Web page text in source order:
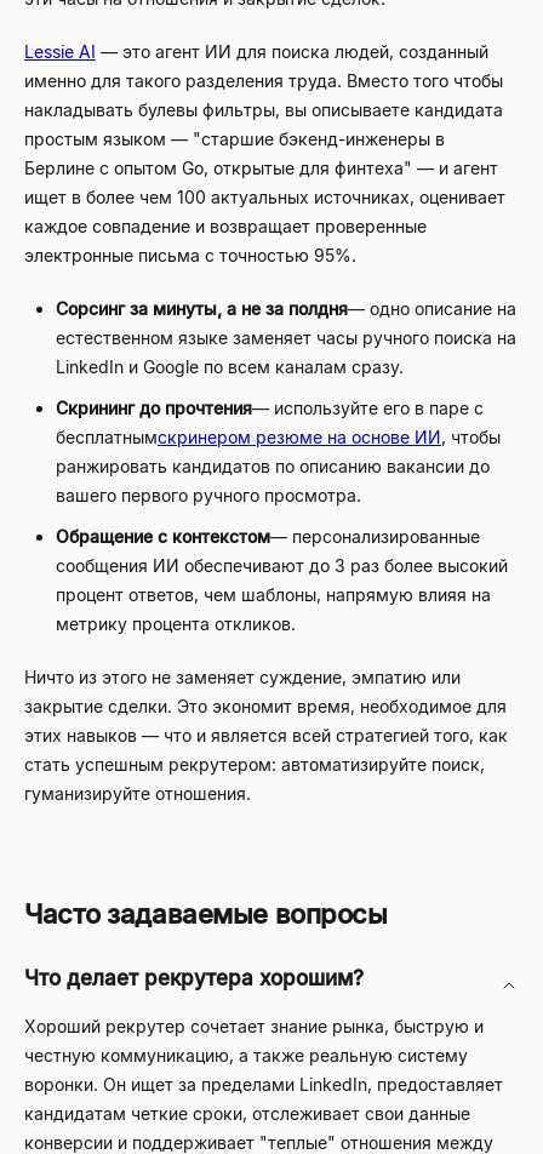
Lessie AI — это агент ИИ для поиска людей, созданный
именно для такого разделения труда. Вместо того чтобы
накладывать булевы фильтры, вы описываете кандидата
простым языком — "старшие бэкенд-инженеры в
Берлине с опытом Go, открытые для финтеха" — и агент
ищет в более чем 100 актуальных источниках, оценивает
каждое совпадение и возвращает проверенные
электронные письма с точностью 95%.
Сорсинг за минуты, а не за полдня— одно описание на
естественном языке заменяет часы ручного поиска на
LinkedIn и Google по всем каналам сразу.
Скрининг до прочтения— используйте его в паре с
бесплатнымскринером резюме на основе ИИ, чтобы
ранжировать кандидатов по описанию вакансии до
вашего первого ручного просмотра.
Обращение с контекстом— персонализированные
сообщения ИИ обеспечивают до 3 раз более высокий
процент ответов, чем шаблоны, напрямую влияя на
метрику процента откликов.
Ничто из этого не заменяет суждение, эмпатию или
закрытие сделки. Это экономит время, необходимое для
этих навыков — что и является всей стратегией того, как
стать успешным рекрутером: автоматизируйте поиск,
гуманизируйте отношения.
Часто задаваемые вопросы
Что делает рекрутера хорошим?
Хороший рекрутер сочетает знание рынка, быструю и
честную коммуникацию, а также реальную систему
воронки. Он ищет за пределами LinkedIn, предоставляет
кандидатам четкие сроки, отслеживает свои данные
конверсии и поддерживает "теплые" отношения между